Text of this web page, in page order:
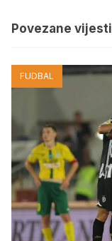
Povezane vijesti
FUDBAL